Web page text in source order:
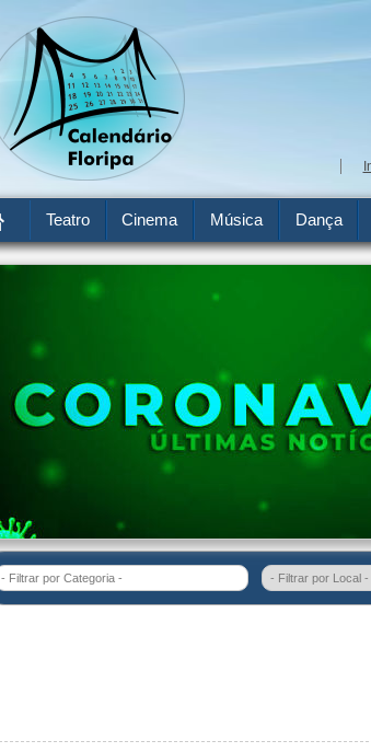
Teatro Cinema Música Dança
- Filtrar por Categoria -